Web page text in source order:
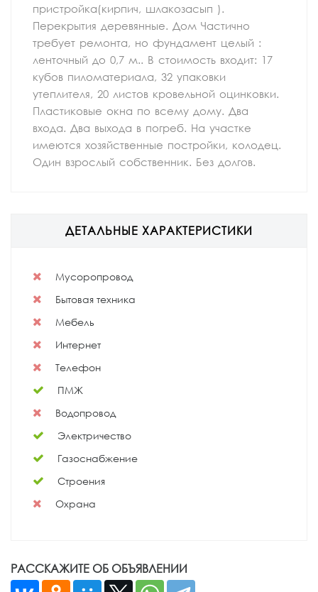
пристройка(кирпич, шлакозасып ).
Перекрытия деревянные. Дом Частично
требует ремонта, но фундамент целый :
ленточный до 0,7 м.. В стоимость входит: 17
кубов пиломатериала, 32 упаковки
утеплителя, 20 листов кровельной оцинковки.
Пластиковые окна по всему дому. Два
входа. Два выхода в погреб. На участке
имеются хозяйственные постройки, колодец.
Один взрослый собственник. Без долгов.
ДЕТАЛЬНЫЕ ХАРАКТЕРИСТИКИ
Мусоропровод
Бытовая техника
Мебель
Интернет
Телефон
ПМЖ
Водопровод
Электричество
Газоснабжение
Строения
Охрана
РАССКАЖИТЕ ОБ ОБЪЯВЛЕНИИ